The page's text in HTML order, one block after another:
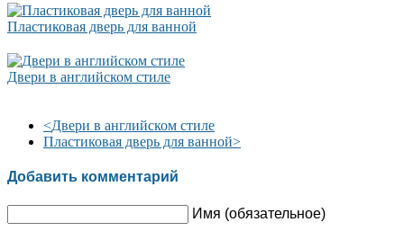
Пластиковая дверь для ванной
Двери в английском стиле
<Двери в английском стиле
Пластиковая дверь для ванной>
Добавить комментарий
Имя (обязательное)